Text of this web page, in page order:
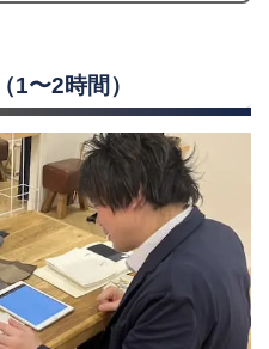
1〜2時間）